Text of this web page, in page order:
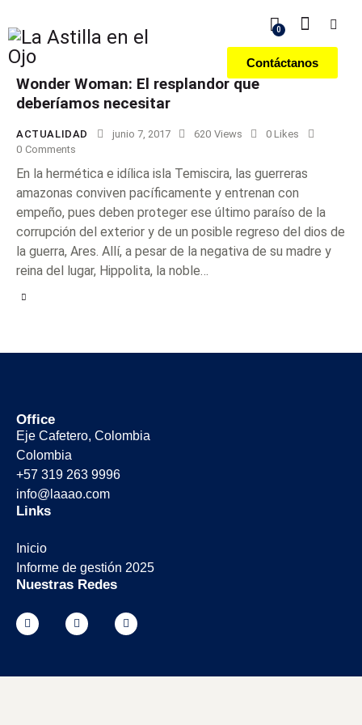
0
Contáctanos
Wonder Woman: El resplandor que
deberíamos necesitar
ACTUALIDAD junio 7, 2017 620 Views 0 Likes
0 Comments
En la hermética e idílica isla Temiscira, las guerreras
amazonas conviven pacíficamente y entrenan con
empeño, pues deben proteger ese último paraíso de la
corrupción del exterior y de un posible regreso del dios de
la guerra, Ares. Allí, a pesar de la negativa de su madre y
reina del lugar, Hippolita, la noble…
Office
Eje Cafetero, Colombia
Colombia
+57 319 263 9996
info@laaao.com
Links
Inicio
Informe de gestión 2025
Nuestras Redes